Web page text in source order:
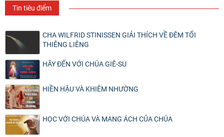
Tin tiêu điểm
CHA WILFRID STINISSEN GIẢI THÍCH VỀ ĐÊM TỐI
THIÊNG LIÊNG
HÃY ĐẾN VỚI CHÚA GIÊ-SU
HIỀN HẬU VÀ KHIÊM NHƯỜNG
HỌC VỚI CHÚA VÀ MANG ÁCH CỦA CHÚA